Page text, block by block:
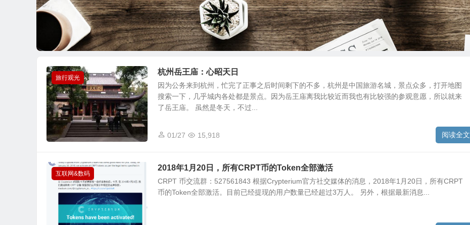
旅行观光
杭州岳王庙：心昭天日
因为公务来到杭州，忙完了正事之后时间剩下的不多，杭州是中国旅游名城，景点众多，打开地图
搜索一下，几乎城内各处都是景点。因为岳王庙离我比较近而我也有比较强的参观意愿，所以就来
了岳王庙。 虽然是冬天，不过...
01/27 15,918 阅读全文
互联网&数码
2018年1月20日，所有CRPT币的Token全部激活
CRPT 币交流群：527561843 根据Crypterium官方社交媒体的消息，2018年1月20日，所有CRPT
币的Token全部激活。目前已经提现的用户数量已经超过3万人。 另外，根据最新消息...